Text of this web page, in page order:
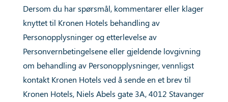
Dersom du har spørsmål, kommentarer eller klager
knyttet til Kronen Hotels behandling av
Personopplysninger og etterlevelse av
Personvernbetingelsene eller gjeldende lovgivning
om behandling av Personopplysninger, vennligst
kontakt Kronen Hotels ved å sende en et brev til
Kronen Hotels, Niels Abels gate 3A, 4012 Stavanger